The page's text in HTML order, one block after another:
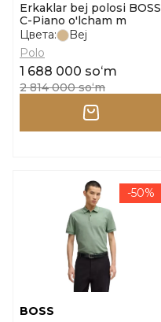
Erkaklar bej polosi BOSS
C-Piano o'lcham m
Цвета:
Bej
Polo
1 688 000 soʻm
2 814 000 soʻm
-50%
BOSS